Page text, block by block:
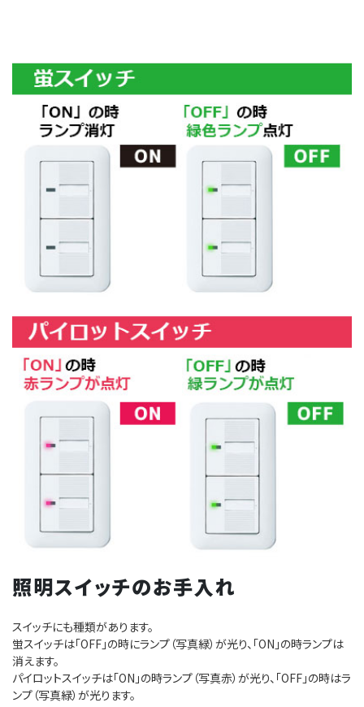
照明スイッチのお手入れ
スイッチにも種類があります。
蛍スイッチは「OFF」の時にランプ（写真緑）が光り、「ON」の時ランプは
消えます。
パイロットスイッチは「ON」の時ランプ（写真赤）が光り、「OFF」の時はラ
ンプ（写真緑）が光ります。